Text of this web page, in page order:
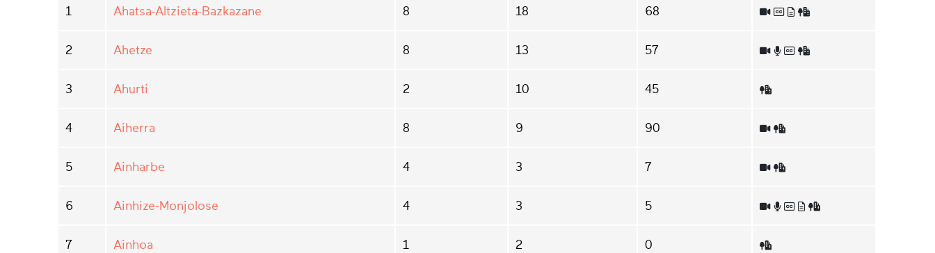
1 Ahatsa-Altzieta-Bazkazane 8 18 68
2 Ahetze 8 13 57
3 Ahurti 2 10 45
4 Aiherra 8 9 90
5 Ainharbe 4 3 7
6 Ainhize-Monjolose 4 3 5
7 Ainhoa 1 2 0